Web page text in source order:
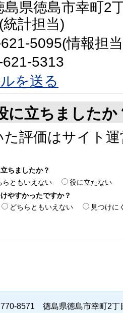
県徳島市幸町2
計担当)
5095(情報担
5313
を送る
に立ちましたか
評価はサイト
ちましたか？
らともいえない
役に立たない
やすかったですか？
どちらともいえない 見つけに
8571 徳島県徳島市幸町2丁